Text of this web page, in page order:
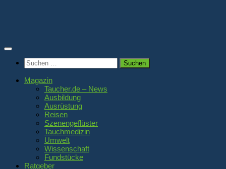
Suchen
nach:
Magazin
Taucher.de – News
Ausbildung
Ausrüstung
Reisen
Szenengeflüster
Tauchmedizin
Umwelt
Wissenschaft
Fundstücke
Ratgeber